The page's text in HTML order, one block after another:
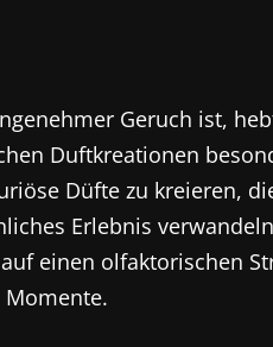
Geruch ist,
Duftkreationen
Düfte zu kreieren,
Erlebnis
einen olfaktorischen